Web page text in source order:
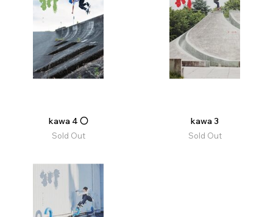
kawa 4 〇
Sold Out
kawa 3
Sold Out